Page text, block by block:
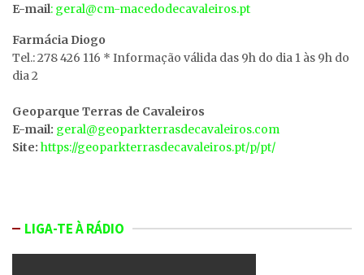
E-mail: geral@cm-macedodecavaleiros.pt
Farmácia Diogo
Tel.: 278 426 116 * Informação válida das 9h do dia 1 às 9h do
dia 2
Geoparque Terras de Cavaleiros
E-mail: geral@geoparkterrasdecavaleiros.com
Site: https://geoparkterrasdecavaleiros.pt/p/pt/
LIGA-TE À RÁDIO